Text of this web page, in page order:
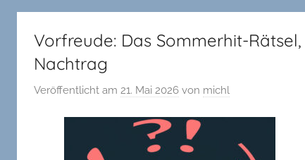
Vorfreude: Das Sommerhit-Rätsel,
Nachtrag
Veröffentlicht am 21. Mai 2026 von michl